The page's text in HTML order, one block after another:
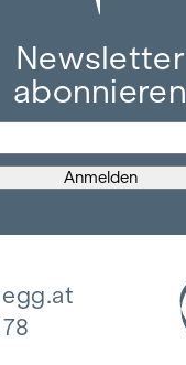
Newsletter
abonnieren